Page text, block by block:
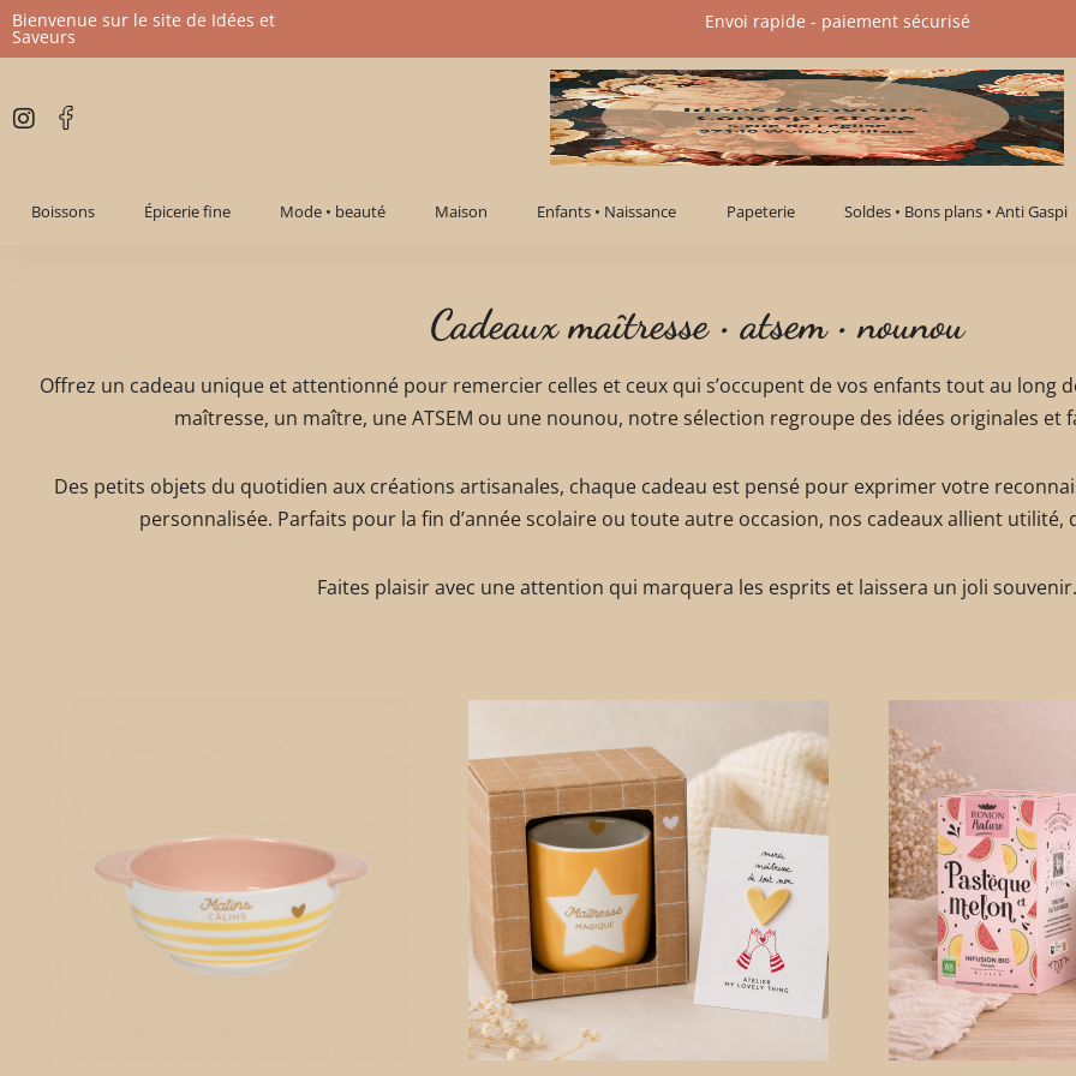
Aller
contenu
Bienvenue sur le site de Idées et
Saveurs
Envoi rapide - paiement sécurisé​
Boissons Épicerie fine Mode • beauté Maison Enfants • Naissance Papeterie Soldes • Bons plans • Anti Gaspi
Cadeaux maîtresse • atsem • nounou
Offrez un cadeau unique et attentionné pour remercier celles et ceux qui s’occupent de vos enfants tout au long
maîtresse, un maître, une ATSEM ou une nounou, notre sélection regroupe des idées originales et
Des petits objets du quotidien aux créations artisanales, chaque cadeau est pensé pour exprimer votre
personnalisée. Parfaits pour la fin d’année scolaire ou toute autre occasion, nos cadeaux allient
Faites plaisir avec une attention qui marquera les esprits et laissera un joli souvenir.